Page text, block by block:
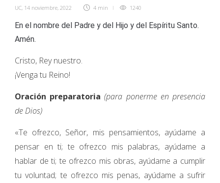
UC, 14 noviembre, 2022 4 min 1240
En el nombre del Padre y del Hijo y del Espíritu Santo.
Amén.
Cristo, Rey nuestro.
¡Venga tu Reino!
Oración preparatoria (para ponerme en presencia
de Dios)
«Te ofrezco, Señor, mis pensamientos, ayúdame a
pensar en ti; te ofrezco mis palabras, ayúdame a
hablar de ti; te ofrezco mis obras, ayúdame a cumplir
tu voluntad; te ofrezco mis penas, ayúdame a sufrir